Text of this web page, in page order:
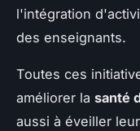
l'intégration
des enseignants.
Toutes ces
améliorer la santé
aussi à éveiller